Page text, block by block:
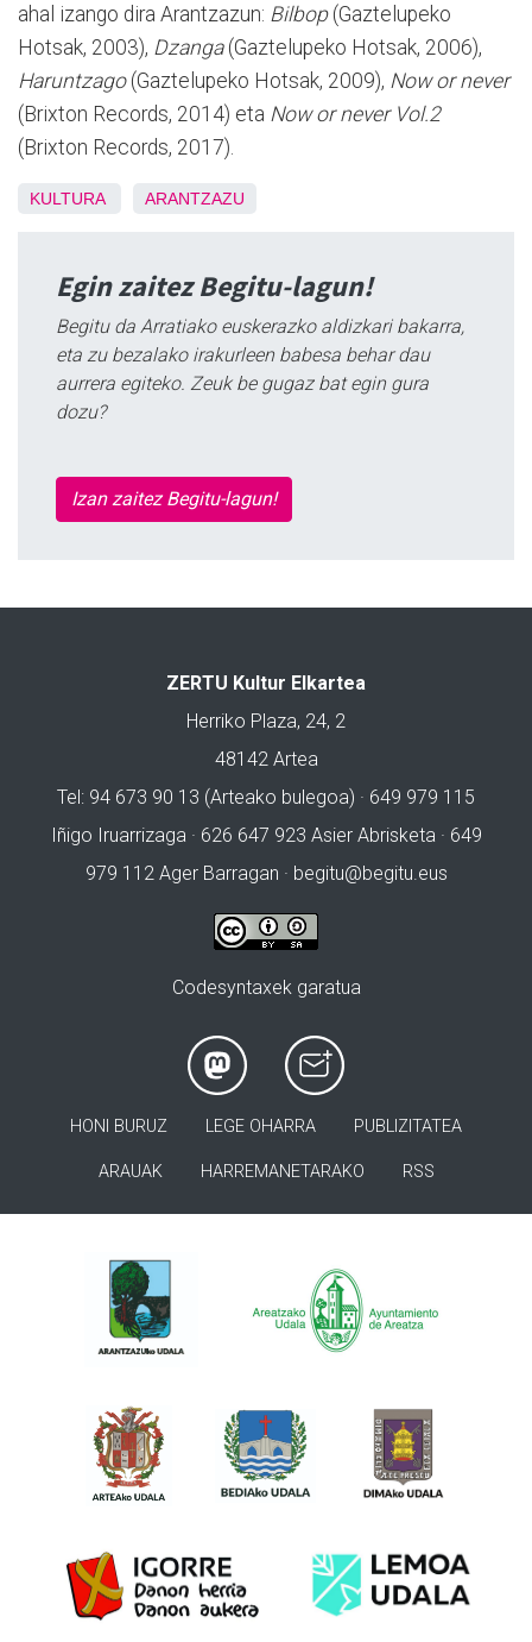
ahal izango dira Arantzazun: Bilbop(Gaztelupeko
Hotsak, 2003), Dzanga(Gaztelupeko Hotsak, 2006),
Haruntzago(Gaztelupeko Hotsak, 2009), Now or never
(Brixton Records, 2014) eta Now or never Vol.2
(Brixton Records, 2017).
KULTURA ARANTZAZU
Egin zaitez Begitu-lagun!
Begitu da Arratiako euskerazko aldizkari bakarra,
eta zu bezalako irakurleen babesa behar dau
aurrera egiteko. Zeuk be gugaz bat egin gura
dozu?
Izan zaitez Begitu-lagun!
ZERTU Kultur Elkartea
Herriko Plaza, 24, 2
48142 Artea
Tel: 94 673 90 13 (Arteako bulegoa) · 649 979 115
Iñigo Iruarrizaga · 626 647 923 Asier Abrisketa · 649
979 112 Ager Barragan · begitu@begitu.eus
Codesyntaxek garatua
HONI BURUZ LEGE OHARRA PUBLIZITATEA
ARAUAK HARREMANETARAKO RSS